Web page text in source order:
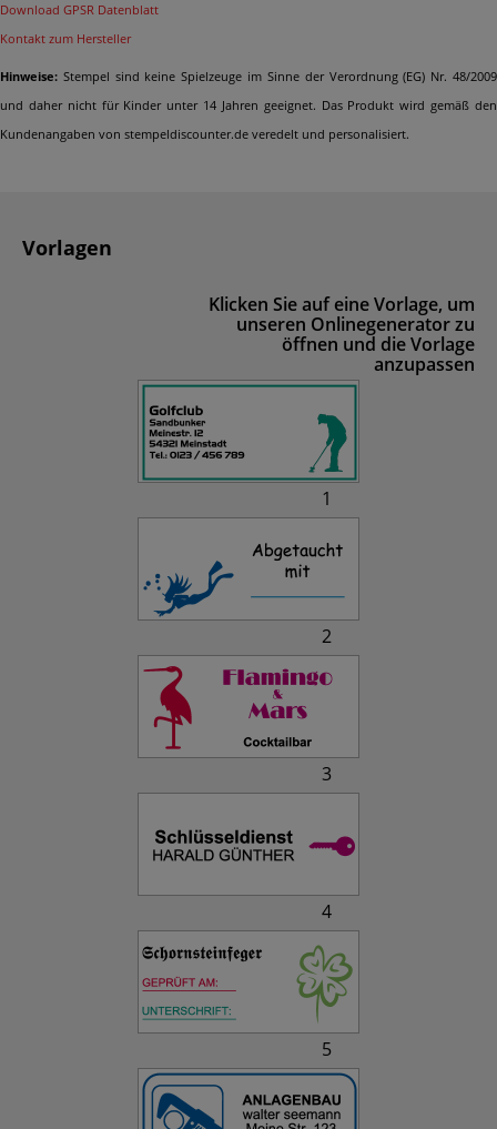
Download GPSR Datenblatt
Kontakt zum Hersteller
Hinweise: Stempel sind keine Spielzeuge im Sinne der Verordnung (EG) Nr. 48/2009
und daher nicht für Kinder unter 14 Jahren geeignet. Das Produkt wird gemäß den
Kundenangaben von stempeldiscounter.de veredelt und personalisiert.
Vorlagen
Klicken Sie auf eine Vorlage, um
unseren Onlinegenerator zu
öffnen und die Vorlage
anzupassen
1
2
3
4
5